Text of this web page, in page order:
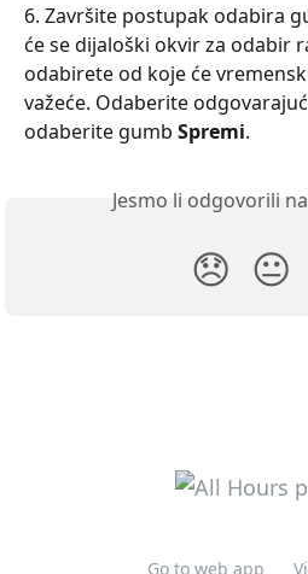
6. Završite postupak odabira
će se dijaloški okvir za odabir
odabirete od koje će
važeće. Odaberite
odaberite gumb Spremi.
Jesmo li odgovorili
😞 😐
Go to web app